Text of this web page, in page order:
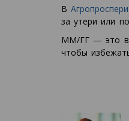
В
за утери или
ММ/ГГ — это
чтобы